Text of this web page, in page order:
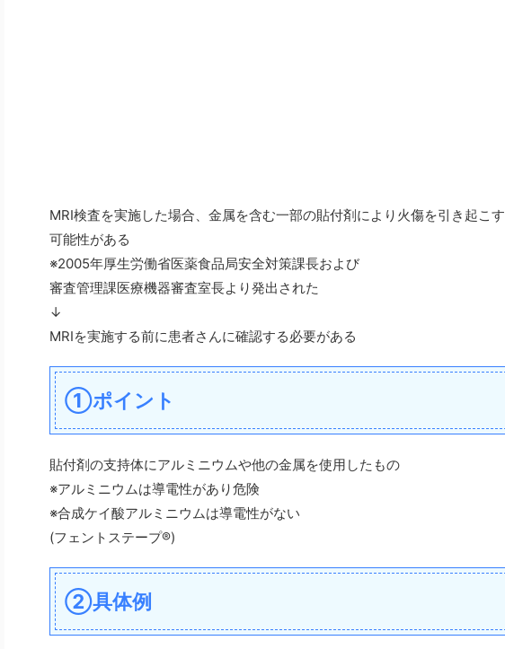
MRI検査を実施した場合、金属を含む一部の貼付剤により火傷を引き起こす
可能性がある
※2005年厚生労働省医薬食品局安全対策課長および
審査管理課医療機器審査室長より発出された
↓
MRIを実施する前に患者さんに確認する必要がある
①ポイント
貼付剤の支持体にアルミニウムや他の金属を使用したもの
※アルミニウムは導電性があり危険
※合成ケイ酸アルミニウムは導電性がない
(フェントステープ®)
②具体例